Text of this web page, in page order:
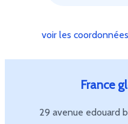
voir les
France
29 avenue edouard